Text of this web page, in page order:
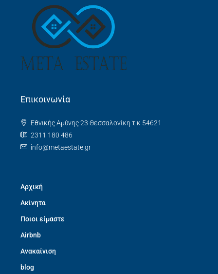
Επικοινωνία
Εθνικής Αμύνης 23 Θεσσαλονίκη τ.κ 54621
2311 180 486
info@metaestate.gr
Αρχική
Ακίνητα
Ποιοι είμαστε
Airbnb
Ανακαίνιση
blog